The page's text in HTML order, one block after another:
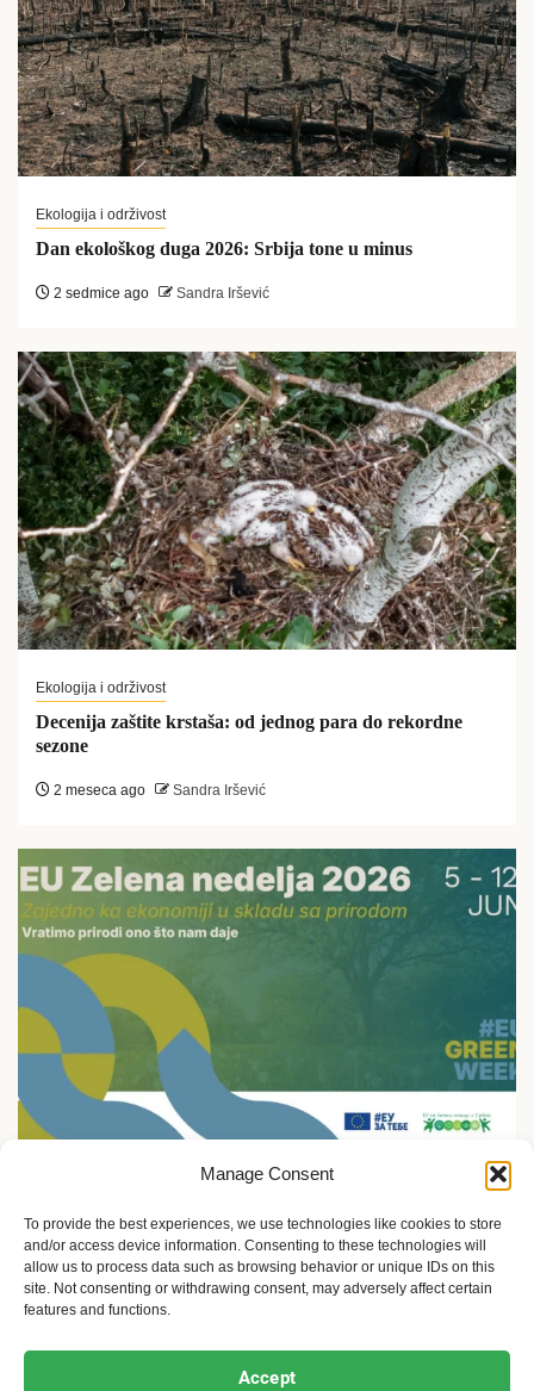
Manage Consent
To provide the best experiences, we use technologies like cookies to store
and/or access device information. Consenting to these technologies will
allow us to process data such as browsing behavior or unique IDs on this
site. Not consenting or withdrawing consent, may adversely affect certain
features and functions.
Accept
Ekologija i održivost
Dan ekološkog duga 2026: Srbija tone u minus
2 sedmice ago Sandra Iršević
Ekologija i održivost
Decenija zaštite krstaša: od jednog para do rekordne
sezone
2 meseca ago Sandra Iršević
5.jun: Živimo u skladu sa prirodom ili gubimo sve
2 meseca ago Sandra Iršević
Ekologija i održivost